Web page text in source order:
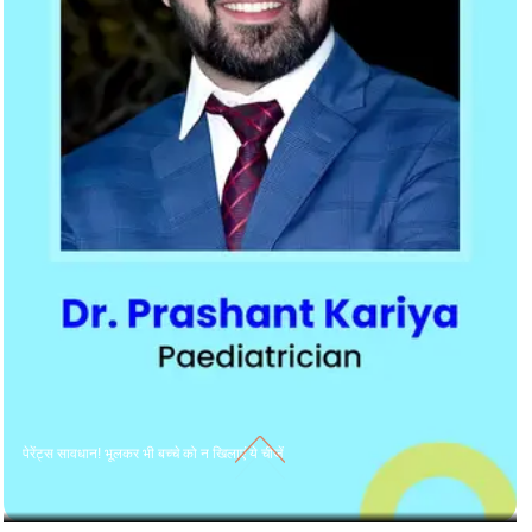
पेरेंट्स सावधान! भूलकर भी बच्चे को न खिलाएं ये चीजें